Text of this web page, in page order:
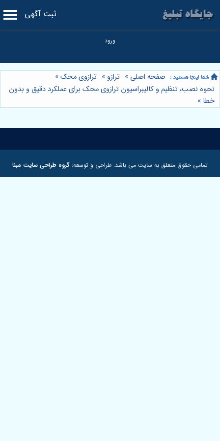
ثبت آگهی
صفحه اصلی » ترازو » ترازوی محک»
نحوه نصب، تنظیم و کالیبراسیون ترازوی محک برای عملکرد دقیق و بدون
خطا »
تمامی حقوق متعلق به سایت می باشد. طراحی و توسعه: گروه طراحی سایت مبنا